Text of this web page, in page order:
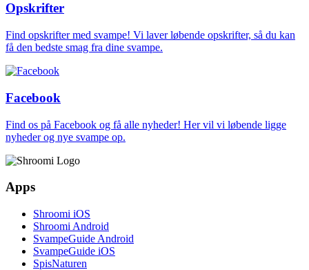
Opskrifter
Find opskrifter med svampe! Vi laver løbende opskrifter, så du kan
få den bedste smag fra dine svampe.
Facebook
Find os på Facebook og få alle nyheder! Her vil vi løbende ligge
nyheder og nye svampe op.
Apps
Shroomi iOS
Shroomi Android
SvampeGuide Android
SvampeGuide iOS
SpisNaturen